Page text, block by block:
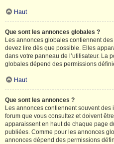
Haut
Que sont les annonces globales ?
Les annonces globales contiennent
devez lire dès que possible. Elles
dans votre panneau de l’utilisateur. La
globales dépend des permissions
Haut
Que sont les annonces ?
Les annonces contiennent souvent
forum que vous consultez et doivent
apparaissent en haut de chaque page
publiées. Comme pour les annonces
annonces dépend des permissions